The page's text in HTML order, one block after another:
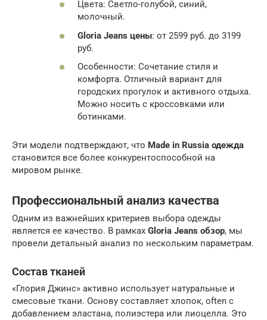
Цвета: Светло-голубой, синий,
молочный.
Gloria Jeans цены: от 2599 руб. до 3199
руб.
Особенности: Сочетание стиля и
комфорта. Отличный вариант для
городских прогулок и активного отдыха.
Можно носить с кроссовками или
ботинками.
Эти модели подтверждают, что Made in Russia одежда
становится все более конкурентоспособной на
мировом рынке.
Профессиональный анализ качества
Одним из важнейших критериев выбора одежды
является ее качество. В рамках Gloria Jeans обзор, мы
провели детальный анализ по нескольким параметрам.
Состав тканей
«Глория Джинс» активно использует натуральные и
смесовые ткани. Основу составляет хлопок, often с
добавлением эластана, полиэстера или лиоцелла. Это